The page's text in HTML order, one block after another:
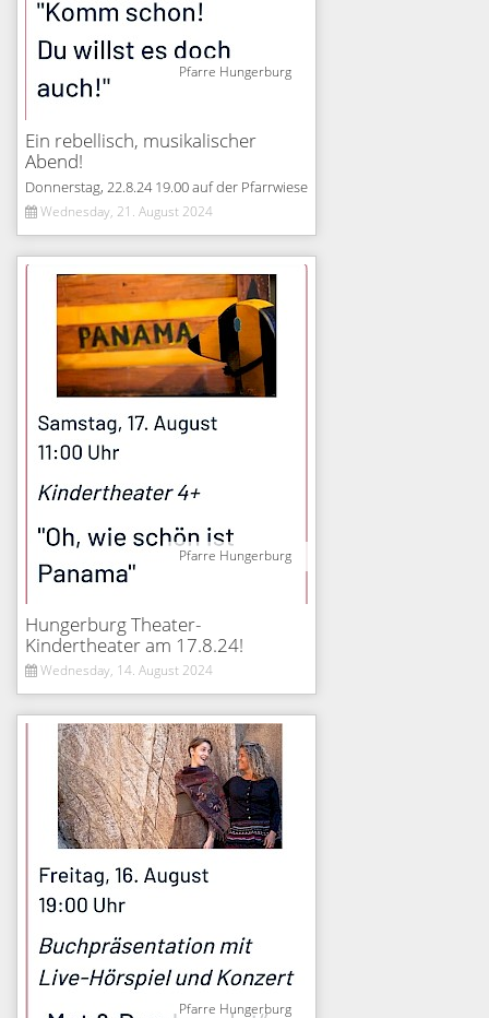
Pfarre Hungerburg
Ein rebellisch, musikalischer
Abend!
Donnerstag, 22.8.24 19.00 auf der Pfarrwiese
Wednesday, 21. August 2024
Pfarre Hungerburg
Hungerburg Theater-
Kindertheater am 17.8.24!
Wednesday, 14. August 2024
Pfarre Hungerburg